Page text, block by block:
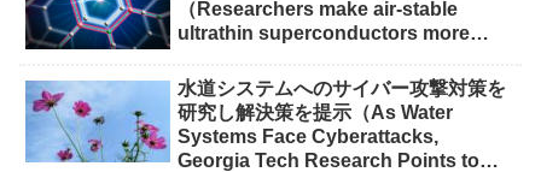
（Researchers make air-stable
ultrathin superconductors more
水道システムへのサイバー攻撃対策を
研究し解決策を提示（As Water
Systems Face Cyberattacks,
Georgia Tech Research Points to